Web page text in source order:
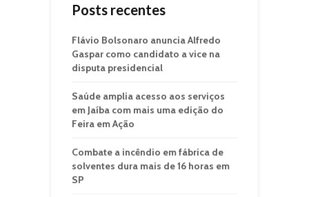
Posts recentes
Flávio Bolsonaro anuncia Alfredo
Gaspar como candidato a vice na
disputa presidencial
Saúde amplia acesso aos serviços
em Jaíba com mais uma edição do
Feira em Ação
Combate a incêndio em fábrica de
solventes dura mais de 16 horas em
SP